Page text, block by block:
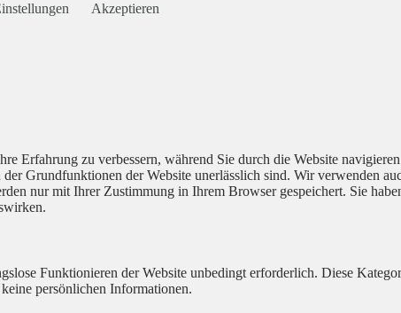
Akzeptieren
Erfahrung zu verbessern, während Sie durch die Website
der Grundfunktionen der Website unerlässlich sind. Wir verwenden
nur mit Ihrer Zustimmung in Ihrem Browser gespeichert. Sie
Funktionieren der Website unbedingt erforderlich. Diese
persönlichen Informationen.